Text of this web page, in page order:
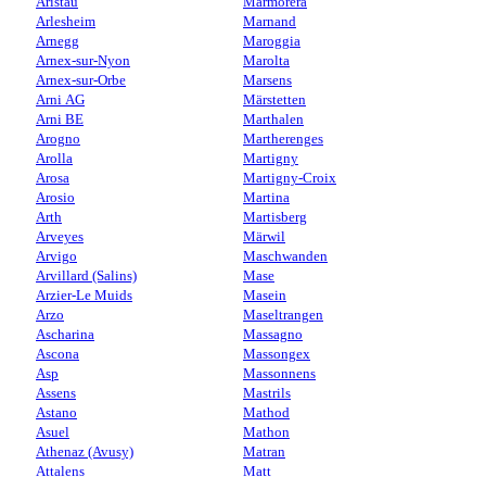
Arlesheim
Arnegg
Arnex-sur-Nyon
Arnex-sur-Orbe
Arni AG
Arni BE
Arogno
Arolla
Arosa
Arosio
Arth
Arveyes
Arvigo
Arvillard (Salins)
Arzier-Le Muids
Arzo
Ascharina
Ascona
Asp
Assens
Astano
Asuel
Athenaz (Avusy)
Attalens
Marnand
Maroggia
Marolta
Marsens
Märstetten
Marthalen
Martherenges
Martigny
Martigny-Croix
Martina
Martisberg
Märwil
Maschwanden
Mase
Masein
Maseltrangen
Massagno
Massongex
Massonnens
Mastrils
Mathod
Mathon
Matran
Matt